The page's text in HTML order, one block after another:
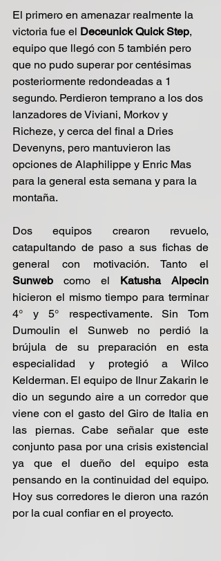
El primero en amenazar realmente la
victoria fue el Deceunick Quick Step,
equipo que llegó con 5 también pero
que no pudo superar por centésimas
posteriormente redondeadas a 1
segundo. Perdieron temprano a los dos
lanzadores de Viviani, Morkov y
Richeze, y cerca del final a Dries
Devenyns, pero mantuvieron las
opciones de Alaphilippe y Enric Mas
para la general esta semana y para la
montaña.
Dos equipos crearon revuelo,
catapultando de paso a sus fichas de
Sunweb como el Katusha Alpecin
hicieron el mismo tiempo para terminar
4° y 5° respectivamente. Sin Tom
Dumoulin el Sunweb no perdió la
brújula de su preparación en esta
especialidad y protegió a Wilco
Kelderman. El equipo de Ilnur Zakarin le
dio un segundo aire a un corredor que
viene con el gasto del Giro de Italia en
las piernas. Cabe señalar que este
conjunto pasa por una crisis existencial
ya que el dueño del equipo esta
pensando en la continuidad del equipo.
Hoy sus corredores le dieron una razón
por la cual confiar en el proyecto.